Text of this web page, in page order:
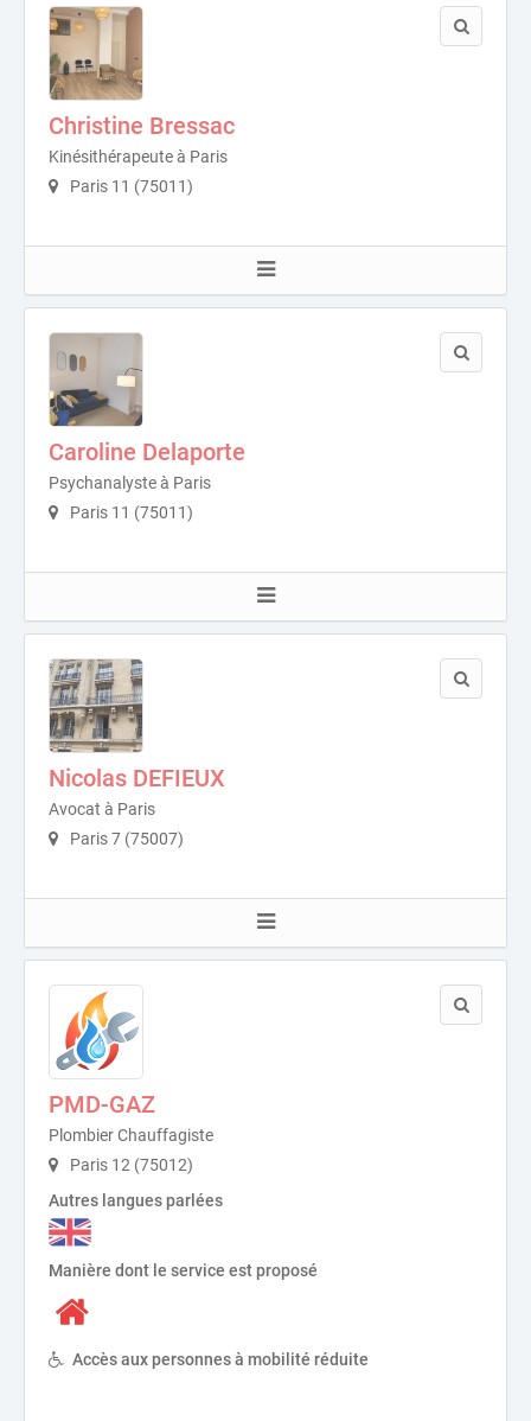
Christine Bressac
Kinésithérapeute à Paris
Paris 11 (75011)
Caroline Delaporte
Psychanalyste à Paris
Paris 11 (75011)
Nicolas DEFIEUX
Avocat à Paris
Paris 7 (75007)
PMD-GAZ
Plombier Chauffagiste
Paris 12 (75012)
Autres langues parlées
Manière dont le service est proposé
Accès aux personnes à mobilité réduite